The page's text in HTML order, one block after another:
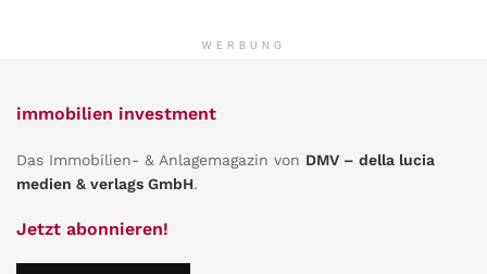
WERBUNG
immobilien investment
Das Immobilien- & Anlagemagazin von DMV – della lucia
medien & verlags GmbH.
Jetzt abonnieren!